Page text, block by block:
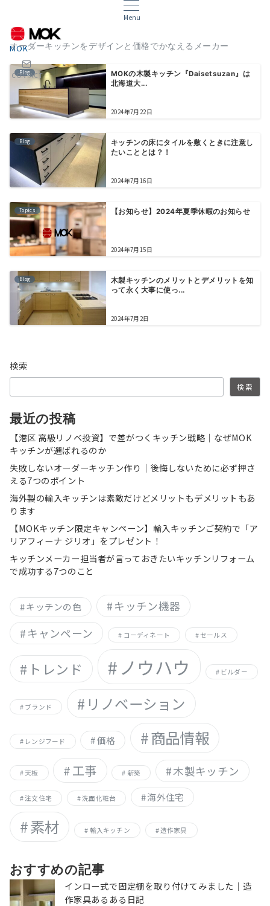
Menu
オーダーキッチンをデザインと価格でかなえるメーカー
CONTACT
MOK
Blog
MOKの木製キッチン『Daisetsuzan』は
北海道大...
2024年7月22日
Blog
キッチンの床にタイルを敷くときに注意し
たいこととは？！
2024年7月16日
Topics 【お知らせ】2024年夏季休暇のお知らせ
2024年7月15日
Blog
木製キッチンのメリットとデメリットを知
って永く大事に使っ...
2024年7月2日
検索
検索
最近の投稿
【港区 高級リノベ投資】で差がつくキッチン戦略｜なぜMOK
キッチンが選ばれるのか
失敗しないオーダーキッチン作り｜後悔しないために必ず押さ
える7つのポイント
海外製の輸入キッチンは素敵だけどメリットもデメリットもあ
ります
【MOKキッチン限定キャンペーン】輸入キッチンご契約で「ア
リアフィーナ ジリオ」をプレゼント！
キッチンメーカー担当者が言っておきたいキッチンリフォーム
で成功する7つのこと
キッチンの色
キッチン機器
キャンペーン
コーディネート セールス
トレンド ノウハウ ビルダー
ブランド リノベーション
レンジフード 価格 商品情報
天板 工事 新築 木製キッチン
注文住宅 洗面化粧台 海外住宅
素材 輸入キッチン 造作家具
おすすめの記事
インロー式で固定棚を取り付けてみました｜造
作家具あるある日記